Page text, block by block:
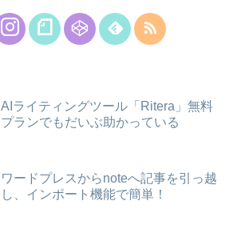
AIライティングツール「Ritera」無料
プランでもだいぶ助かっている
ワードプレスからnoteへ記事を引っ越
し、インポート機能で簡単！